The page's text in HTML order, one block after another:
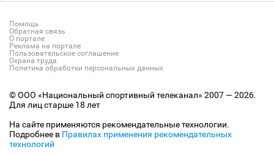
Помощь
Обратная связь
О портале
Реклама на портале
Пользовательское соглашение
Охрана труда
Политика обработки персональных данных
© ООО «Национальный спортивный телеканал» 2007 — 2026.
Для лиц старше 18 лет
На сайте применяются рекомендательные технологии.
Подробнее в Правилах применения рекомендательных
технологий